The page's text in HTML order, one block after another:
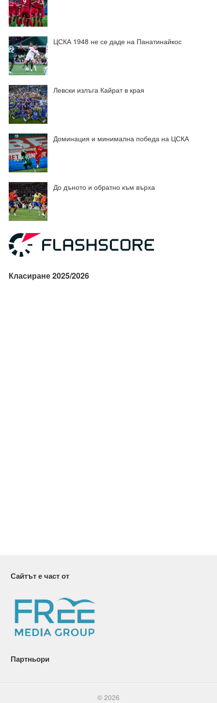
ЦСКА 1948 не се даде на Панатинайкос
Левски излъга Кайрат в края
Доминация и минимална победа на ЦСКА
До дъното и обратно към върха
Класиране 2025/2026
Сайтът е част от
Партньори
© 2026